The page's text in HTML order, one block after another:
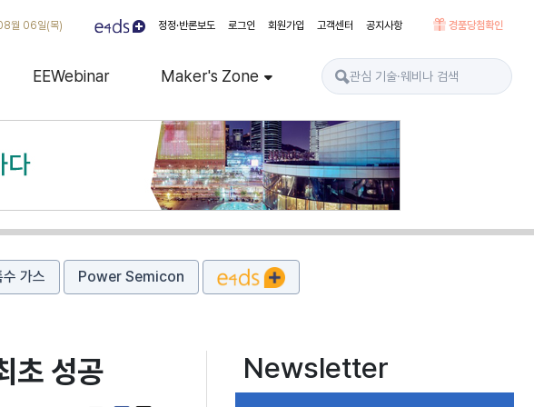
월 06일(목) 정정·반론보도 로그인 회원가입 고객센터 공지사항 경품당첨확인
EEWebinar Maker's Zone
수 가스 Power Semicon
초 성공 Newsletter